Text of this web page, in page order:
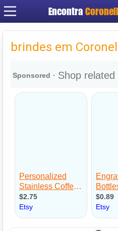
Encontra
brindes em